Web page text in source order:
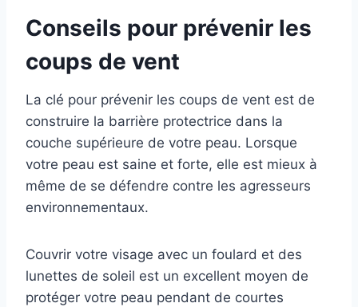
Conseils pour prévenir les
coups de vent
La clé pour prévenir les coups de vent est de
construire la barrière protectrice dans la
couche supérieure de votre peau. Lorsque
votre peau est saine et forte, elle est mieux à
même de se défendre contre les agresseurs
environnementaux.
Couvrir votre visage avec un foulard et des
lunettes de soleil est un excellent moyen de
protéger votre peau pendant de courtes